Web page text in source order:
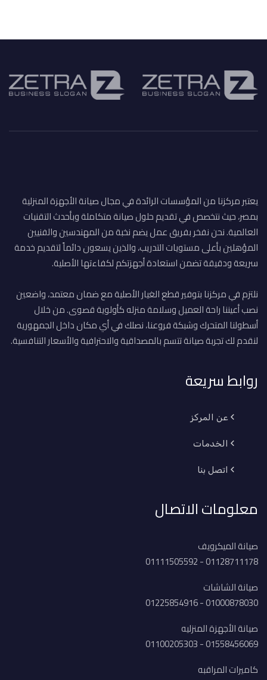
يعتبر مركزنا من المؤسسات الرائدة في مجال صيانة الأجهزة المنزلية
بمصر، حيث نتخصص في تقديم حلول صيانة متكاملة وبأحدث التقنيات
العالمية. نحن نفخر بفريق عمل يضم نخبة من المهندسين والفنيين
المؤهلين بأعلى مستويات التدريب، والذين يسعون دائماً لتقديم خدمة
سريعة ودقيقة تضمن استعادة أجهزتكم لكفاءتها الأصلية.
نلتزم في مركزنا بتوفير قطع الغيار الأصلية مع ضمان معتمد، واضعين
نصب أعيننا راحة العميل وسلامة منزله كأولوية قصوى. من خلال
أسطولنا المتحرك وشبكة فروعنا، نصلك في أي مكان داخل الجمهورية
لنقدم لك تجربة صيانة تتسم بالمصداقية والاحترافية والأسعار التنافسية.
روابط سريعة
عن المركز
الخدمات
اتصل بنا
معلومات الاتصال
صيانة الميكرويف
01128711178 - 01111505592
صيانة الشاشات
01000878030 - 01225854916
صيانة الأجهزة المنزليه
01558456069 - 01100205303
كاميرات المراقبه